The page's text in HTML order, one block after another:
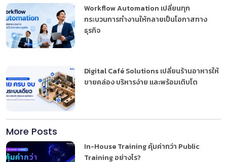
Workflow Automation เปลี่ยนทุก
กระบวนการทำงานให้กลายเป็นโอกาสทาง
ธุรกิจ
Digital Café Solutions เปลี่ยนร้านอาหารให้
ขายคล่อง บริหารง่าย และพร้อมเติบโต
More Posts
In-House Training คุ้มค่ากว่า Public
Training อย่างไร?